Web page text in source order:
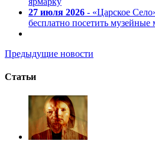
27 июля 2026 - «Царское
бесплатно посетить
Предыдущие новости
Статьи